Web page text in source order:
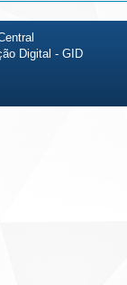
Digital - GID